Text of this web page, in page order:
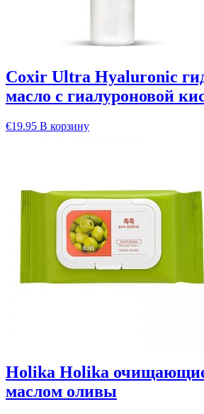
Coxir Ultra Hyaluronic
масло с гиалуроновой
€19.95 В корзину
Holika Holika
маслом оливы